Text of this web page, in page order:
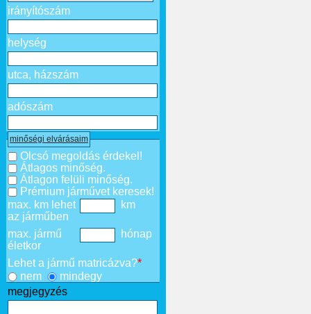
irányítószám
helység
utca, házszám
adószám
minőségi elvárásaim
Olcsó megoldás érdekel!
Átlagos minőség.
Átlagon felüli minőség.
Prémium járművet keresek!
max. km lehet
az járműben
km
max. jármű
életkor
hónap
Lehet a jármű matricázva?*
nem
mindegy
megjegyzés